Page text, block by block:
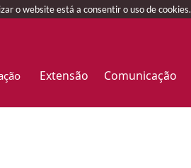
Extensão Comunicação
o website está a consentir o uso de cookies.